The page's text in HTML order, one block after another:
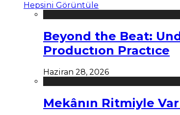
Hepsini Görüntüle
Beyond the Beat:
Productıon Practıce
Haziran 28, 2026
Mekânın Ritmiyle